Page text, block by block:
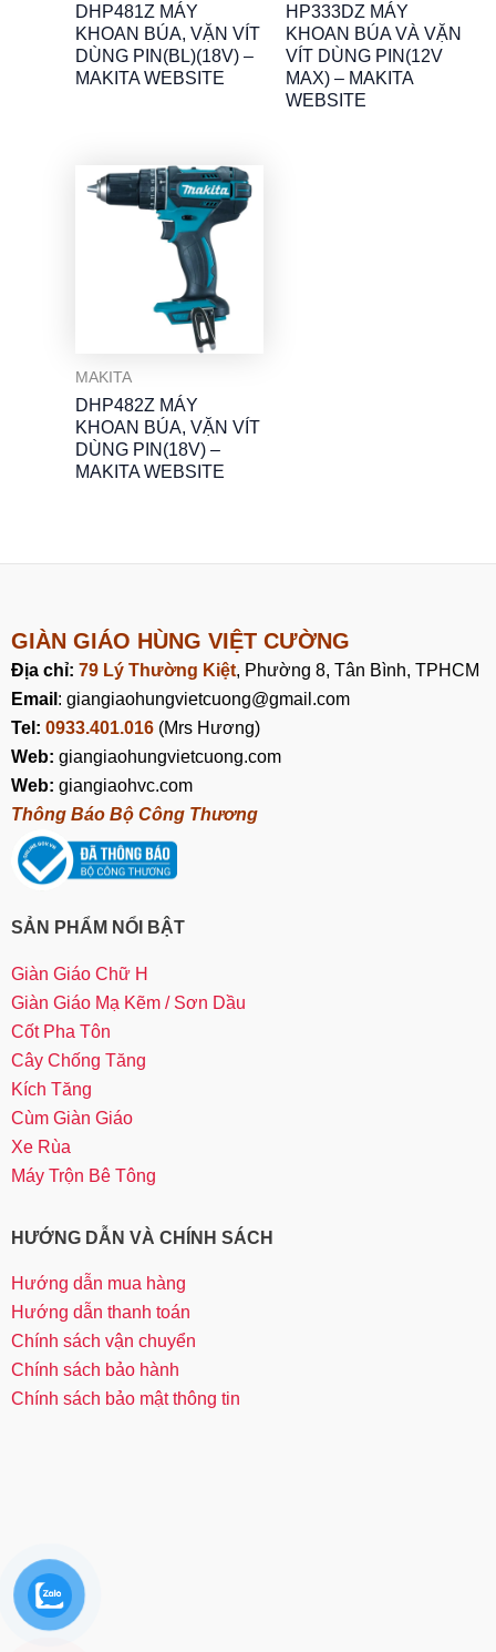
DHP481Z MÁY
KHOAN BÚA, VẶN VÍT
DÙNG PIN(BL)(18V) –
MAKITA WEBSITE
HP333DZ MÁY
KHOAN BÚA VÀ VẶN
VÍT DÙNG PIN(12V
MAX) – MAKITA
WEBSITE
MAKITA
DHP482Z MÁY
KHOAN BÚA, VẶN VÍT
DÙNG PIN(18V) –
MAKITA WEBSITE
GIÀN GIÁO HÙNG VIỆT CƯỜNG
Địa chỉ: 79 Lý Thường Kiệt, Phường 8, Tân Bình, TPHCM
Email : giangiaohungvietcuong@gmail.com
Tel: 0933.401.016 (Mrs Hương)
Web: giangiaohungvietcuong.com
Web: giangiaohvc.com
Thông Báo Bộ Công Thương
SẢN PHẨM NỔI BẬT
Giàn Giáo Chữ H
Giàn Giáo Mạ Kẽm / Sơn Dầu
Cốt Pha Tôn
Cây Chống Tăng
Kích Tăng
Cùm Giàn Giáo
Xe Rùa
Máy Trộn Bê Tông
HƯỚNG DẪN VÀ CHÍNH SÁCH
Hướng dẫn mua hàng
Hướng dẫn thanh toán
Chính sách vận chuyển
Chính sách bảo hành
Chính sách bảo mật thông tin